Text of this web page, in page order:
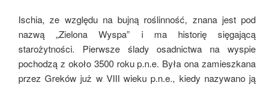
Ischia, ze względu na bujną roślinność, znana jest pod
nazwą „Zielona Wyspa” i ma historię sięgającą
starożytności. Pierwsze ślady osadnictwa na wyspie
pochodzą z około 3500 roku p.n.e. Była ona zamieszkana
przez Greków już w VIII wieku p.n.e., kiedy nazywano ją